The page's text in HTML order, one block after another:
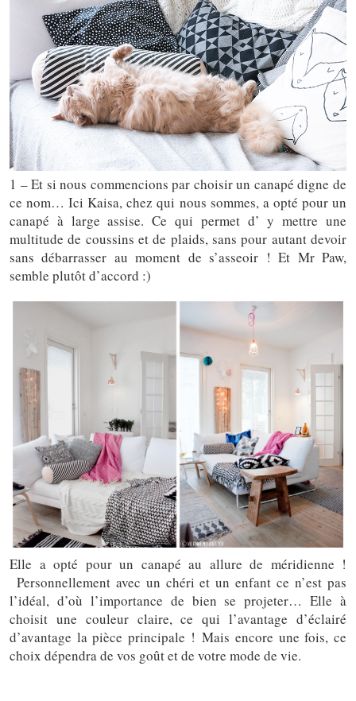
1 – Et si nous commencions par choisir un canapé digne de
ce nom… Ici Kaisa, chez qui nous sommes, a opté pour un
canapé à large assise. Ce qui permet d’ y mettre une
multitude de coussins et de plaids, sans pour autant devoir
sans débarrasser au moment de s’asseoir ! Et Mr Paw,
semble plutôt d’accord :)
Elle a opté pour un canapé au allure de méridienne !
Personnellement avec un chéri et un enfant ce n’est pas
l’idéal, d’où l’importance de bien se projeter… Elle à
choisit une couleur claire, ce qui l’avantage d’éclairé
d’avantage la pièce principale ! Mais encore une fois, ce
choix dépendra de vos goût et de votre mode de vie.